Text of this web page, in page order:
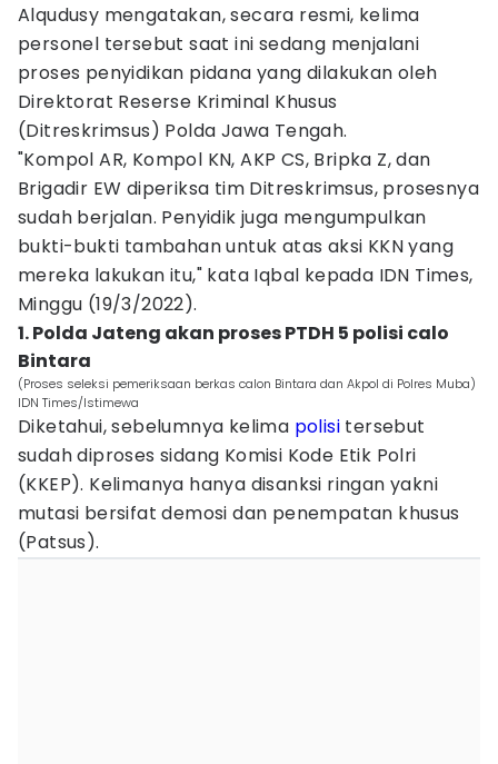
Alqudusy mengatakan, secara resmi, kelima
personel tersebut saat ini sedang menjalani
proses penyidikan pidana yang dilakukan oleh
Direktorat Reserse Kriminal Khusus
(Ditreskrimsus) Polda Jawa Tengah.
"Kompol AR, Kompol KN, AKP CS, Bripka Z, dan
Brigadir EW diperiksa tim Ditreskrimsus, prosesnya
sudah berjalan. Penyidik juga mengumpulkan
bukti-bukti tambahan untuk atas aksi KKN yang
mereka lakukan itu," kata Iqbal kepada IDN Times,
Minggu (19/3/2022).
1. Polda Jateng akan proses PTDH 5 polisi calo
Bintara
(Proses seleksi pemeriksaan berkas calon Bintara dan Akpol di Polres Muba)
IDN Times/Istimewa
Diketahui, sebelumnya kelima polisi tersebut
sudah diproses sidang Komisi Kode Etik Polri
(KKEP). Kelimanya hanya disanksi ringan yakni
mutasi bersifat demosi dan penempatan khusus
(Patsus).